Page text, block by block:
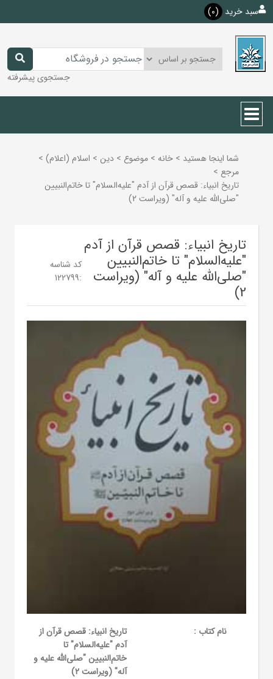
سبد خرید (0)
جستجوی پیشرفته
شما اینجا هستید > خانه > موضوع > دين > اسلام (اعلام) >
مرجع >
تاریخ انبیاء: قصص قرآن از آدم "علیه‌السلام" تا خاتم‌النبیین
"صلی‌الله علیه و آله" (ویراست 2)
تاریخ انبیاء: قصص قرآن از آدم
"علیه‌السلام" تا خاتم‌النبیین
"صلی‌الله علیه و آله" (ویراست
2)
کد شناسه
:
122799
نام کتاب :
تاریخ انبیاء: قصص قرآن از
آدم "علیه‌السلام" تا
خاتم‌النبیین "صلی‌الله علیه و
آله" (ویراست 2)